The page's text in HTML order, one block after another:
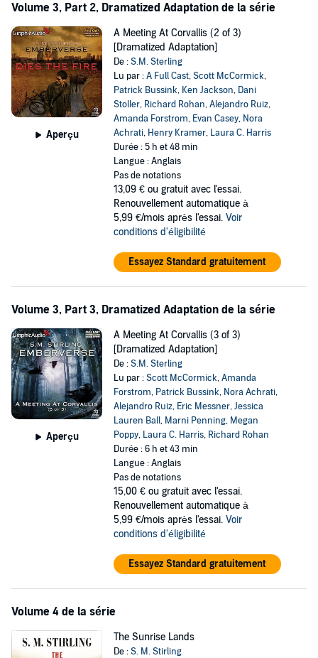
Volume 3, Part 2, Dramatized Adaptation de la série
Aperçu
A Meeting At Corvallis (2 of 3)
[Dramatized Adaptation]
De :S.M. Sterling
Lu par :A Full Cast,Scott McCormick,
Patrick Bussink, Ken Jackson, Dani
Stoller, Richard Rohan,Alejandro Ruiz,
Amanda Forstrom, Evan Casey, Nora
Achrati, Henry Kramer, Laura C. Harris
Durée : 5 h et 48 min
Langue : Anglais
Pas de notations
13,09 € ou gratuit avec l'essai.
Renouvellement automatique à
5,99 €/mois après l'essai. Voir
conditions d'éligibilité
Essayez Standard gratuitement
Volume 3, Part 3, Dramatized Adaptation de la série
Aperçu
A Meeting At Corvallis (3 of 3)
[Dramatized Adaptation]
De :S.M. Sterling
Lu par :Scott McCormick,Amanda
Forstrom, Patrick Bussink, Nora Achrati,
Alejandro Ruiz, Eric Messner,Jessica
Lauren Ball, Marni Penning, Megan
Poppy, Laura C. Harris, Richard Rohan
Durée : 6 h et 43 min
Langue : Anglais
Pas de notations
15,00 € ou gratuit avec l'essai.
Renouvellement automatique à
5,99 €/mois après l'essai. Voir
conditions d'éligibilité
Essayez Standard gratuitement
Volume 4 de la série
The Sunrise Lands
De :S. M. Stirling